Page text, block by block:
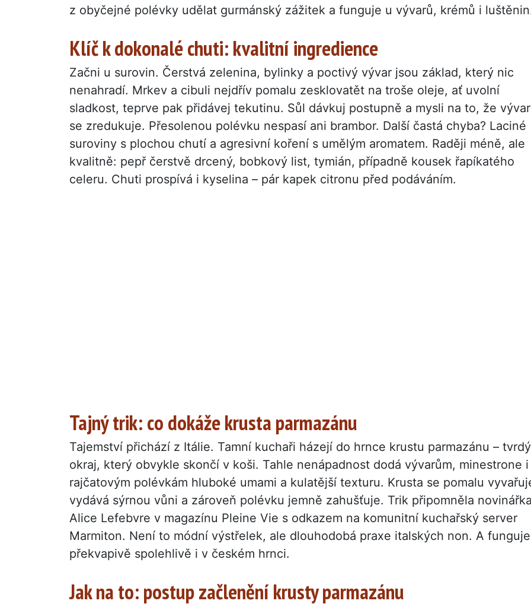
z obyčejné polévky udělat gurmánský zážitek a funguje u vývarů, krémů i
Klíč k dokonalé chuti: kvalitní ingredience
Začni u surovin. Čerstvá zelenina, bylinky a poctivý vývar jsou základ, který nic
nenahradí. Mrkev a cibuli nejdřív pomalu zesklovatět na troše oleje, ať uvolní
sladkost, teprve pak přidávej tekutinu. Sůl dávkuj postupně a mysli na to, že vývar
se zredukuje. Přesolenou polévku nespasí ani brambor. Další častá chyba? Laciné
suroviny s plochou chutí a agresivní koření s umělým aromatem. Raději méně, ale
kvalitně: pepř čerstvě drcený, bobkový list, tymián, případně kousek řapíkatého
celeru. Chuti prospívá i kyselina – pár kapek citronu před podáváním.
Tajný trik: co dokáže krusta parmazánu
Tajemství přichází z Itálie. Tamní kuchaři házejí do hrnce krustu parmazánu – tvrdý
okraj, který obvykle skončí v koši. Tahle nenápadnost dodá vývarům, minestrone i
rajčatovým polévkám hluboké umami a kulatější texturu. Krusta se pomalu
vydává sýrnou vůni a zároveň polévku jemně zahušťuje. Trik připomněla novinářka
Alice Lefebvre v magazínu Pleine Vie s odkazem na komunitní kuchařský server
Marmiton. Není to módní výstřelek, ale dlouhodobá praxe italských non. A funguje
překvapivě spolehlivě i v českém hrnci.
Jak na to: postup začlenění krusty parmazánu